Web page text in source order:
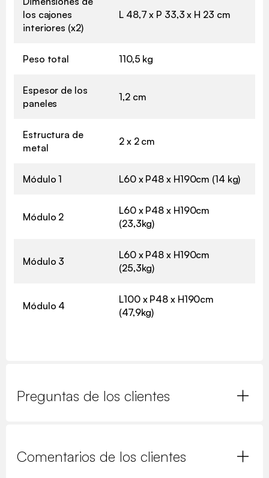
los cajones
interiores (x2)
L 48,7 x P 33,3 x H 23 cm
Peso total 110,5 kg
Espesor de los
paneles
1,2 cm
Estructura de
metal
2 x 2 cm
Módulo 1 L60 x P48 x H190cm (14 kg)
Módulo 2
L60 x P48 x H190cm
(23,3kg)
Módulo 3
L60 x P48 x H190cm
(25,3kg)
Módulo 4
L100 x P48 x H190cm
(47,9kg)
Preguntas de los clientes
Comentarios de los clientes